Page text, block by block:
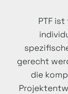
PTF
gerecht
die